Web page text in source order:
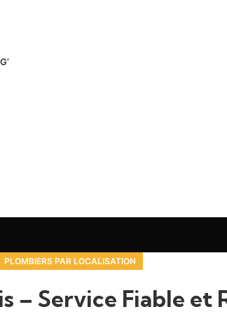
PLOMBIERS PAR LOCALISATION
– Service Fiable et